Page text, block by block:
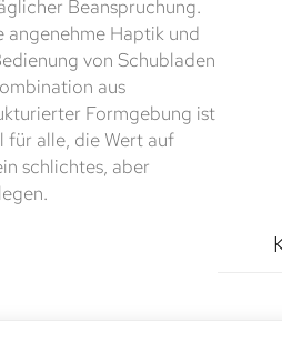
Beanspruchung.
Haptik und
von Schubladen
aus
Formgebung ist
für alle, die Wert auf
schlichtes, aber